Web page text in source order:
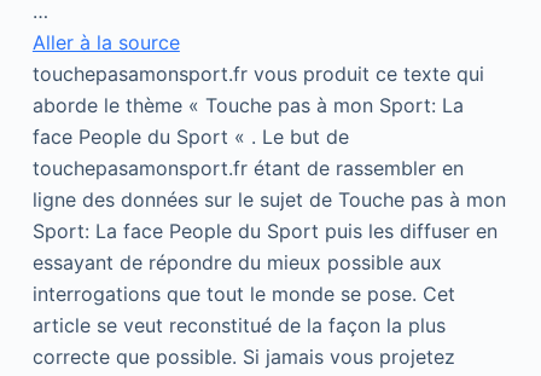
…
Aller à la source
touchepasamonsport.fr vous produit ce texte qui
aborde le thème « Touche pas à mon Sport: La
face People du Sport « . Le but de
touchepasamonsport.fr étant de rassembler en
ligne des données sur le sujet de Touche pas à mon
Sport: La face People du Sport puis les diffuser en
essayant de répondre du mieux possible aux
interrogations que tout le monde se pose. Cet
article se veut reconstitué de la façon la plus
correcte que possible. Si jamais vous projetez